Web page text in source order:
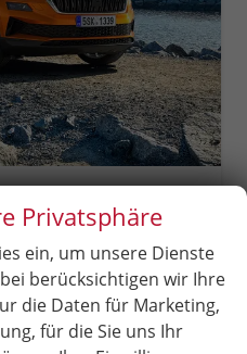
Getriebe Schalt. 6-Gang
Leistung 110 kW (150 PS)
Privatsphäre
ein, um unsere Dienste
berücksichtigen wir Ihre
die Daten für Marketing,
für die Sie uns Ihr